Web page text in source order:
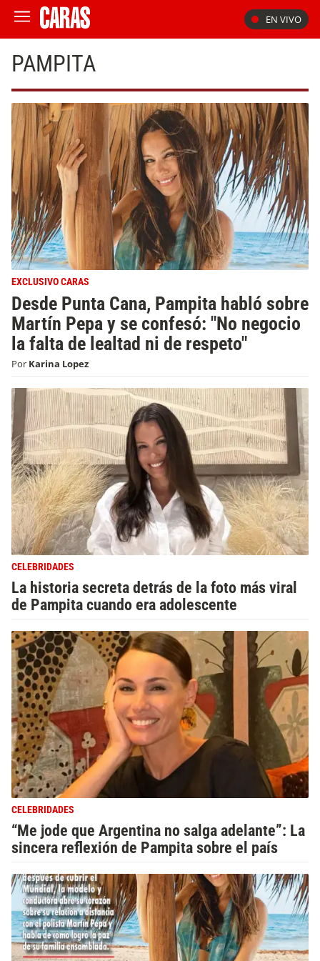
EN VIVO
PAMPITA
EXCLUSIVO CARAS
Desde Punta Cana, Pampita habló sobre
Martín Pepa y se confesó: "No negocio
la falta de lealtad ni de respeto"
Por Karina Lopez
CELEBRIDADES
La historia secreta detrás de la foto más viral
de Pampita cuando era adolescente
CELEBRIDADES
“Me jode que Argentina no salga adelante”: La
sincera reflexión de Pampita sobre el país